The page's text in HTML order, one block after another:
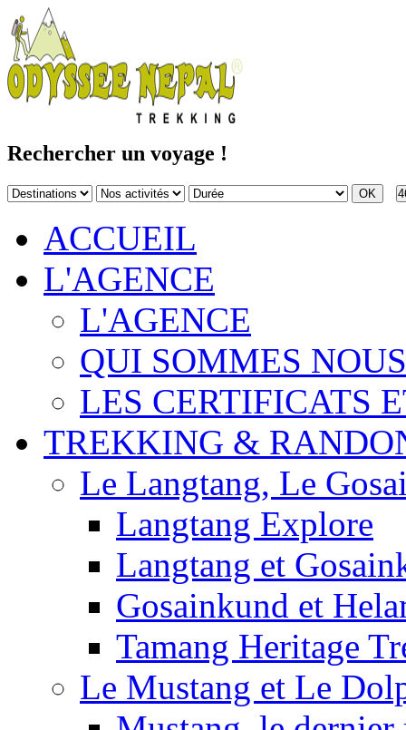
Rechercher un voyage !
ACCUEIL
L'AGENCE
L'AGENCE
QUI SOMMES
LES CERTIFICATS
TREKKING &
Le Langtang, Le
Langtang Explore
Langtang et
Gosainkund et
Tamang Heritage
Le Mustang et Le